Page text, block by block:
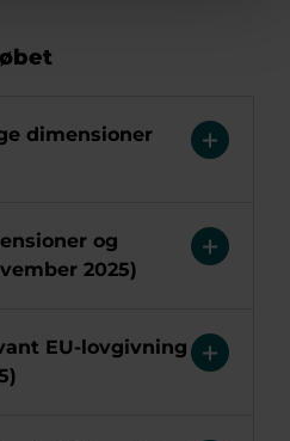
dimensioner
og
2025)
EU-lovgivning